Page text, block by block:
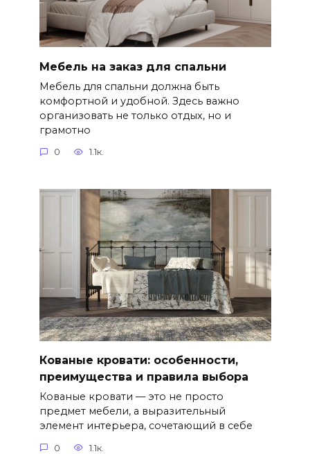
Мебель на заказ для спальни
Мебель для спальни должна быть
комфортной и удобной. Здесь важно
организовать не только отдых, но и
грамотно
0 1.1к.
Кованые кровати: особенности,
преимущества и правила выбора
Кованые кровати — это не просто
предмет мебели, а выразительный
элемент интерьера, сочетающий в себе
0 1.1к.